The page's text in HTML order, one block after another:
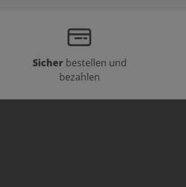
Sicher bestellen und
bezahlen